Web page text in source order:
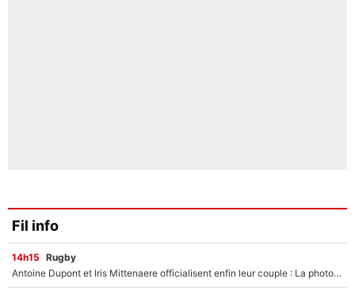
Fil info
14h15 Rugby
Antoine Dupont et Iris Mittenaere officialisent enfin leur couple : La photo qui enflamme les réseaux sociaux